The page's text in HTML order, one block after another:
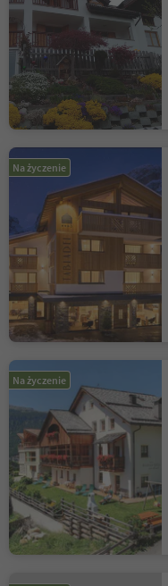
Na życzenie
Na życzenie